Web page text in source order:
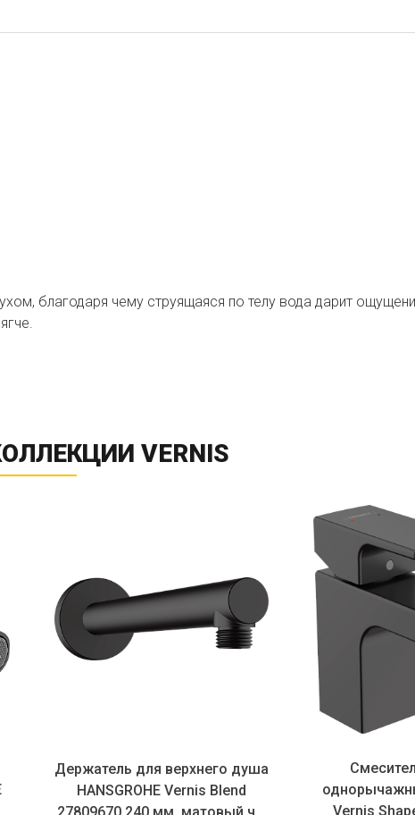
благодаря чему струящаяся по телу вода дарит
VERNIS
Держатель для верхнего душа
HANSGROHE Vernis Blend
Vernis